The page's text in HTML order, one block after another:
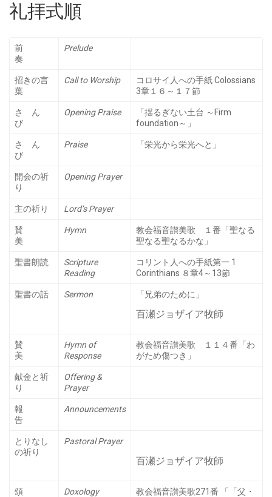
礼拝式順
前
奏
Prelude
招きの言
葉
Call to Worship
コロサイ人への手紙 Colossians
3章１６～１７節
さ ん
び
Opening Praise
「揺るぎない土台 ～Firm
foundation～」
さ ん
び
Praise 「栄光から栄光へと」
開会の祈
り
Opening Prayer
主の祈り Lord’s Prayer
賛
美
Hymn
教会福音讃美歌 １番「聖なる
聖なる聖なるかな」
聖書朗読
Scripture
Reading
コリント人への手紙第一 1
Corinthians ８章4～13節
聖書の話 Sermon 「兄弟のために」
百瀬ジョザイア牧師
賛
美
Hymn of
Response
教会福音讃美歌 １１４番「わ
がため傷つき」
献金と祈
り
Offering &
Prayer
報
告
Announcements
とりなし
の祈り
Pastoral Prayer
百瀬ジョザイア牧師
頌
Doxology
教会福音讃美歌271番 「「父・